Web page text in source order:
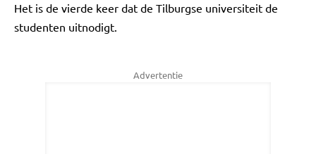
Het is de vierde keer dat de Tilburgse universiteit de
studenten uitnodigt.
Advertentie